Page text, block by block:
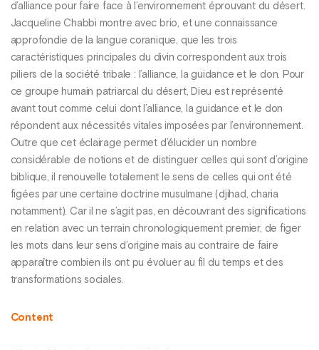
d’alliance pour faire face à l’environnement éprouvant du désert.
Jacqueline Chabbi montre avec brio, et une connaissance
approfondie de la langue coranique, que les trois
caractéristiques principales du divin correspondent aux trois
piliers de la société tribale : l’alliance, la guidance et le don. Pour
ce groupe humain patriarcal du désert, Dieu est représenté
avant tout comme celui dont l’alliance, la guidance et le don
répondent aux nécessités vitales imposées par l’environnement.
Outre que cet éclairage permet d’élucider un nombre
considérable de notions et de distinguer celles qui sont d’origine
biblique, il renouvelle totalement le sens de celles qui ont été
figées par une certaine doctrine musulmane (djihad, charia
notamment). Car il ne s’agit pas, en découvrant des significations
en relation avec un terrain chronologiquement premier, de figer
les mots dans leur sens d’origine mais au contraire de faire
apparaître combien ils ont pu évoluer au fil du temps et des
transformations sociales.
Content